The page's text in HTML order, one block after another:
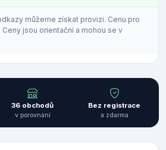
můžeme získat provizi. Cenu pro
jsou orientační a mohou se v
36 obchodů
v porovnání
Bez registrace
a zdarma